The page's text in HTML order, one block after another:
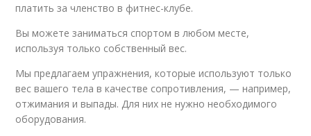
платить за членство в фитнес-клубе.
Вы можете заниматься спортом в любом месте,
используя только собственный вес.
Мы предлагаем упражнения, которые используют только
вес вашего тела в качестве сопротивления, — например,
отжимания и выпады. Для них не нужно необходимого
оборудования.